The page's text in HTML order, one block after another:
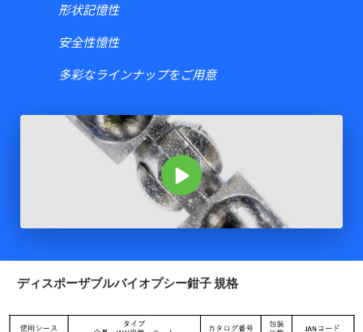
形状記憶性
安全性憶性
多彩なラインナップをご用意
ディスポーザブルバイオプシー鉗子 規格